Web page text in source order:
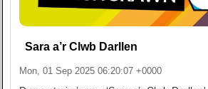
Sara a’r Clwb Darllen
Mon, 01 Sep 2025 06:20:07 +0000